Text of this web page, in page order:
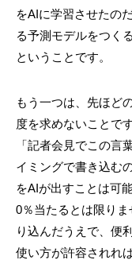
をAIに学習させたの
る予測モデルをつく
ということです。
もう一つは、先ほど
度を求めないことで
「記者会見でこの言
イミングで書き込む
をAIが出すことは可
0％当たるとは限り
り込んだうえで、便
使い方が許容されれ